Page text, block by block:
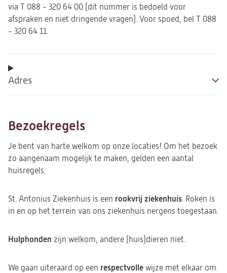
via T 088 - 320 64 00 (dit nummer is bedoeld voor
afspraken en niet dringende vragen). Voor spoed, bel T 088
- 320 64 11.
Adres
Bezoekregels
Je bent van harte welkom op onze locaties! Om het bezoek
zo aangenaam mogelijk te maken, gelden een aantal
huisregels:
St. Antonius Ziekenhuis is een rookvrij ziekenhuis. Roken is
in en op het terrein van ons ziekenhuis nergens toegestaan.
Hulphonden zijn welkom, andere (huis)dieren niet.
We gaan uiteraard op een respectvolle wijze met elkaar om.